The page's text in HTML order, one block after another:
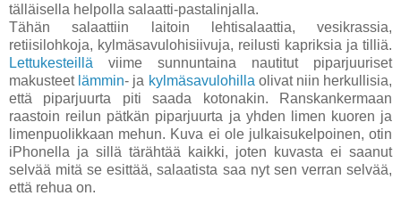
tälläisella helpolla salaatti-pastalinjalla.
Tähän salaattiin laitoin lehtisalaattia, vesikrassia,
retiisilohkoja, kylmäsavulohisiivuja, reilusti kapriksia ja tilliä.
Lettukesteillä viime sunnuntaina nautitut piparjuuriset
makusteet lämmin- ja kylmäsavulohilla olivat niin herkullisia,
että piparjuurta piti saada kotonakin. Ranskankermaan
raastoin reilun pätkän piparjuurta ja yhden limen kuoren ja
limenpuolikkaan mehun. Kuva ei ole julkaisukelpoinen, otin
iPhonella ja sillä tärähtää kaikki, joten kuvasta ei saanut
selvää mitä se esittää, salaatista saa nyt sen verran selvää,
että rehua on.